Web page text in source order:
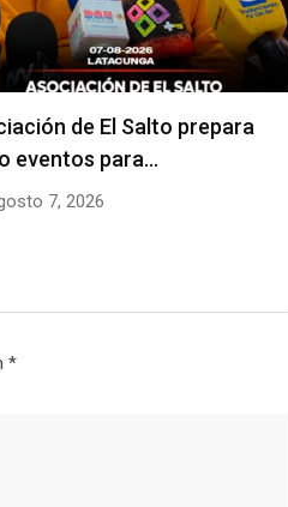
de El Salto prepara
eventos para…
7, 2026
*